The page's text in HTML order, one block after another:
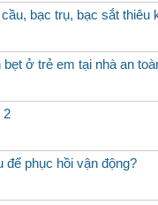
bạc trụ, bạc sắt thiêu
ở trẻ em tại nhà an
2
để phục hồi vận động?